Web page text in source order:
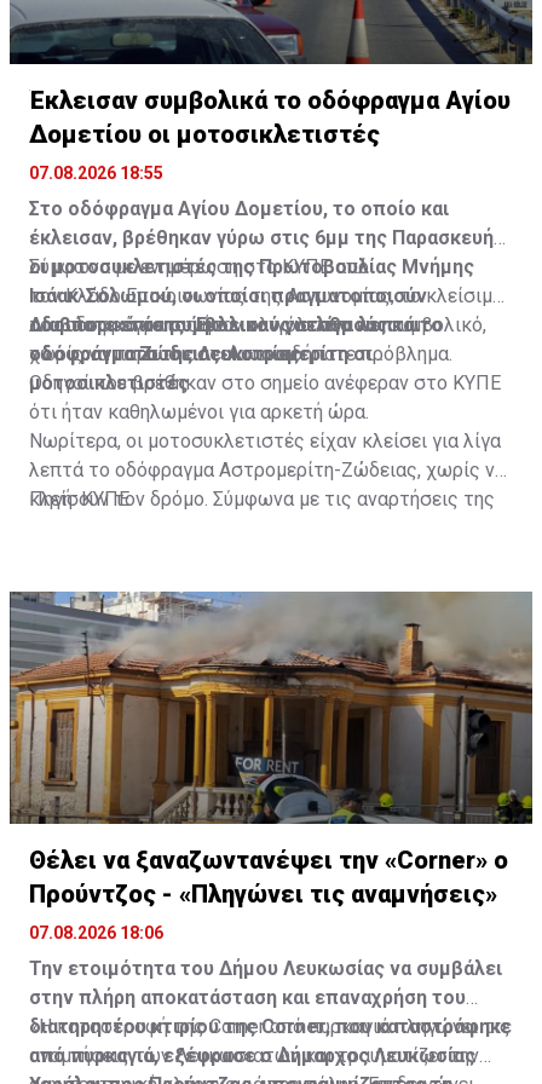
Έκλεισαν συμβολικά το οδόφραγμα Αγίου
Δομετίου οι μοτοσικλετιστές
07.08.2026 18:55
Στο οδόφραγμα Αγίου Δομετίου, το οποίο και
έκλεισαν, βρέθηκαν γύρω στις 6μμ της Παρασκευής
οι μοτοσυκλετιστές της Πρωτοβουλίας Μνήμης
Ισάακ-Σολωμού, οι οποίοι πραγματοποιούν
οδοιπορικό σε συμβολικούς σταθμούς και
οδοφράγματα της Λευκωσίας.
Σύμφωνα με ενημέρωση στο ΚΥΠΕ από
τον Κλάδο Επικοινωνίας της Αστυνομίας, το κλείσιμο
του οδοφράγματος ήταν ολιγόλεπτο και συμβολικό,
χωρίς να παρουσιαστεί οποιοδήποτε πρόβλημα.
Διαβάστε επίσης:Έκλεισαν για λίγα λεπτά το
οδόφραγμα Ζώδειας-Αστρομερίτη οι
μοτοσικλετιστές
Οδηγοί που βρέθηκαν στο σημείο ανέφεραν στο ΚΥΠΕ
ότι ήταν καθηλωμένοι για αρκετή ώρα.
Νωρίτερα, οι μοτοσυκλετιστές είχαν κλείσει για λίγα
λεπτά το οδόφραγμα Αστρομερίτη-Ζώδειας, χωρίς να
κλείσουν τον δρόμο. Σύμφωνα με τις αναρτήσεις της
Αγίου Δομετίου.
Πηγή: ΚΥΠΕ
Θέλει να ξαναζωντανέψει την «Corner» o
Προύντζος - «Πληγώνει τις αναμνήσεις»
07.08.2026 18:06
Την ετοιμότητα του Δήμου Λευκωσίας να συμβάλει
στην πλήρη αποκατάσταση και επαναχρήση του
διατηρητέου κτιρίου της Corner, που καταστράφηκε
από πυρκαγιά, εξέφρασε ο Δήμαρχος Λευκωσίας
«Η καταστροφή της Corner από πυρκαγιά πληγώνει τις
αναμνήσεις των Λευκωσιατών και τραυματίζει την